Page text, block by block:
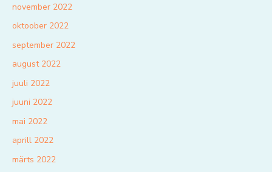
november 2022
oktoober 2022
september 2022
august 2022
juuli 2022
juuni 2022
mai 2022
aprill 2022
märts 2022